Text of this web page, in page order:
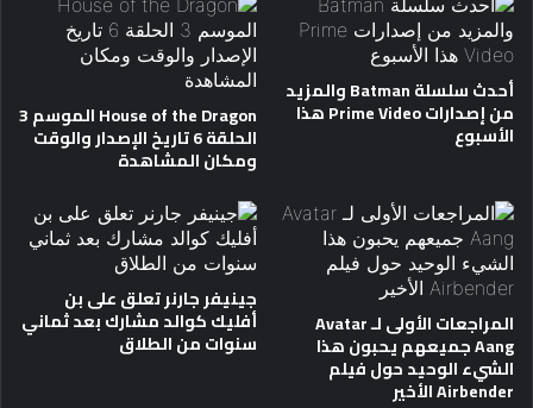
أحدث سلسلة Batman والمزيد
من إصدارات Prime Video هذا
الأسبوع
House of the Dragon الموسم 3
الحلقة 6 تاريخ الإصدار والوقت
ومكان المشاهدة
المراجعات الأولى لـ Avatar
Aang جميعهم يحبون هذا
الشيء الوحيد حول فيلم
Airbender الأخير
جينيفر جارنر تعلق على بن
أفليك كوالد مشارك بعد ثماني
سنوات من الطلاق